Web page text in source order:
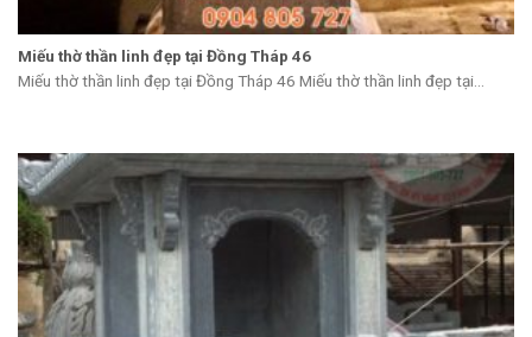
Miếu thờ thần linh đẹp tại Đồng Tháp 46
Miếu thờ thần linh đẹp tại Đồng Tháp 46 Miếu thờ thần linh đẹp tại...